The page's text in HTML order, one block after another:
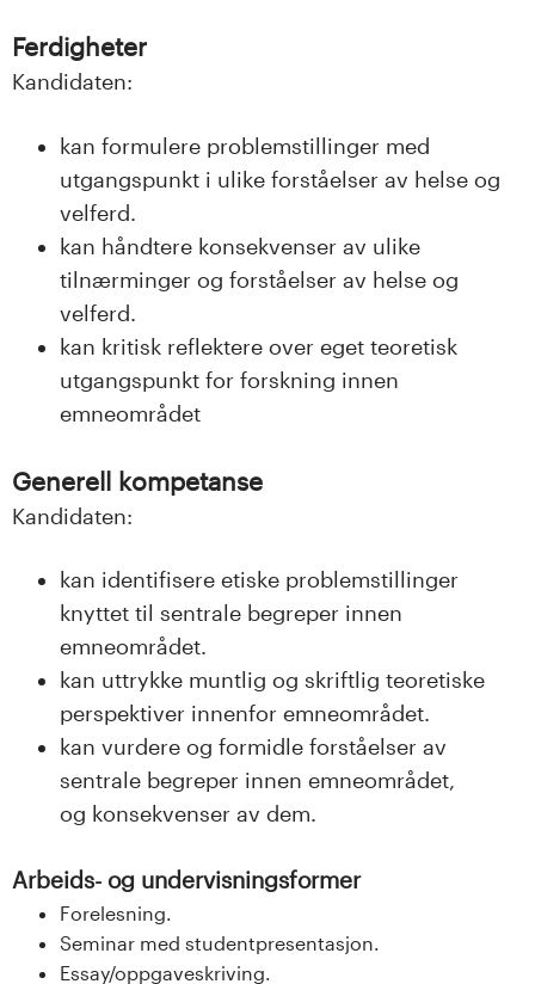
a
n
Ferdigheter
Kandidaten:
kan formulere problemstillinger med
utgangspunkt i ulike forståelser av helse og
velferd.
kan håndtere konsekvenser av ulike
tilnærminger og forståelser av helse og
velferd.
kan kritisk reflektere over eget teoretisk
utgangspunkt for forskning innen
emneområdet
Generell kompetanse
Kandidaten:
kan identifisere etiske problemstillinger
knyttet til sentrale begreper innen
emneområdet.
kan uttrykke muntlig og skriftlig teoretiske
perspektiver innenfor emneområdet.
kan vurdere og formidle forståelser av
sentrale begreper innen emneområdet,
og konsekvenser av dem.
Arbeids- og undervisningsformer
Forelesning.
Seminar med studentpresentasjon.
Essay/oppgaveskriving.